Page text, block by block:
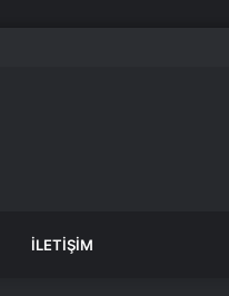
İLETIŞIM